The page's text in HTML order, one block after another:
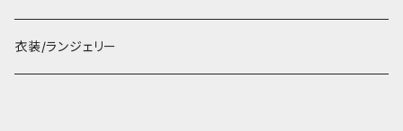
衣装/ランジェリー